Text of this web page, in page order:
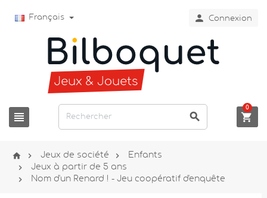
Français  Connexion
  
0
  Jeux de société  Enfants
 Jeux à partir de 5 ans
 Nom d'un Renard ! - Jeu coopératif d'enquête